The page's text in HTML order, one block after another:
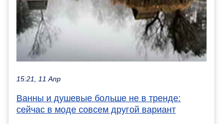
15:21, 11 Апр
Ванны и душевые больше не в тренде:
сейчас в моде совсем другой вариант